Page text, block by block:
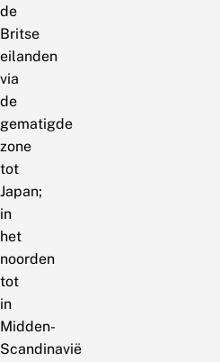
de
Britse
eilanden
via
de
gematigde
zone
tot
Japan;
in
het
noorden
tot
in
Midden-
Scandinavië